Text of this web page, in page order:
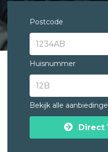
Postcode
Huisnummer
Bekijk alle
Direct